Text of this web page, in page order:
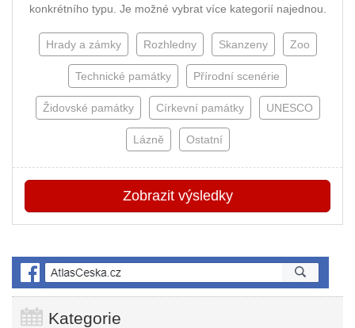
konkrétního typu. Je možné vybrat více kategorií najednou.
Hrady a zámky Rozhledny Skanzeny Zoo
Technické památky Přírodní scenérie
Židovské památky Církevní památky UNESCO
Lázně Ostatní
Zobrazit výsledky
Kategorie